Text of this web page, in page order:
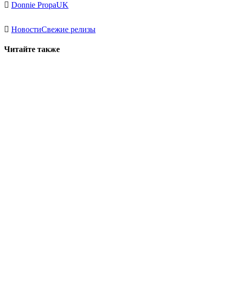
Donnie PropaUK
НовостиСвежие релизы
Читайте также